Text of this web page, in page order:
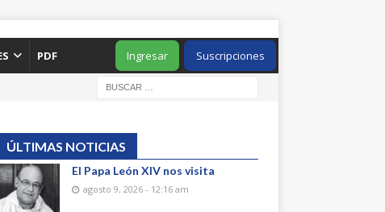
PDF Suscripciones
Ingresar
ÚLTIMAS NOTICIAS
El Papa León XIV nos visita
agosto 9, 2026 - 12:16 am